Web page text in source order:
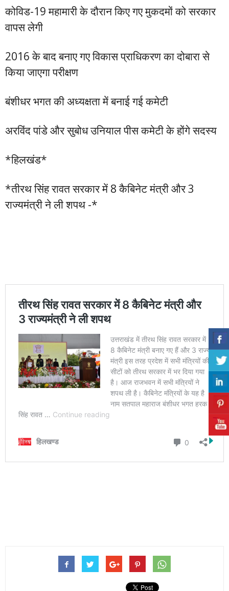
कोविड-19 महामारी के दौरान किए गए मुकदमों को सरकार
वापस लेगी
2016 के बाद बनाए गए विकास प्राधिकरण का दोबारा से
किया जाएगा परीक्षण
बंशीधर भगत की अध्यक्षता में बनाई गई कमेटी
अरविंद पांडे और सुबोध उनियाल पीस कमेटी के होंगे सदस्य
*हिलखंड*
*तीरथ सिंह रावत सरकार में 8 कैबिनेट मंत्री और 3
राज्यमंत्री ने ली शपथ -*